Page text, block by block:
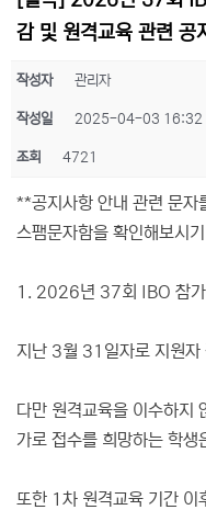
감 및 원격교육 관련 공
작성자 관리자
작성일 2025-04-03 16:32
조회 4721
**공지사항 안내 관련 문자
스팸문자함을 확인해보시
1. 2026년 37회 IBO 참가
지난 3월 31일자로 지원자
다만 원격교육을 이수하지
가로 접수를 희망하는 학
또한 1차 원격교육 기간 이